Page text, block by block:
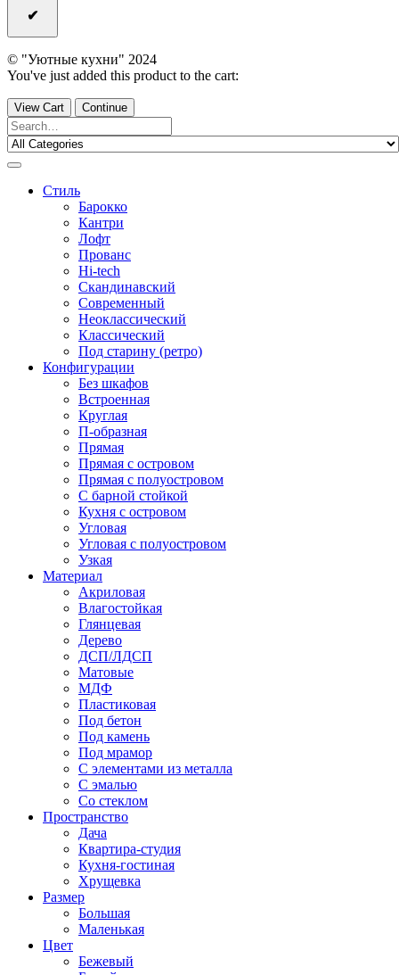
© "Уютные кухни" 2024
You've just added this product to the cart:
View Cart Continue
Стиль
Барокко
Кантри
Лофт
Прованс
Hi-tech
Скандинавский
Современный
Неоклассический
Классический
Под старину (ретро)
Конфигурации
Без шкафов
Встроенная
Круглая
П-образная
Прямая
Прямая с островом
Прямая с полуостровом
С барной стойкой
Кухня с островом
Угловая
Угловая с полуостровом
Узкая
Материал
Акриловая
Влагостойкая
Глянцевая
Дерево
ДСП/ЛДСП
Матовые
МДФ
Пластиковая
Под бетон
Под камень
Под мрамор
С элементами из металла
С эмалью
Со стеклом
Пространство
Дача
Квартира-студия
Кухня-гостиная
Хрущевка
Размер
Большая
Маленькая
Цвет
Бежевый